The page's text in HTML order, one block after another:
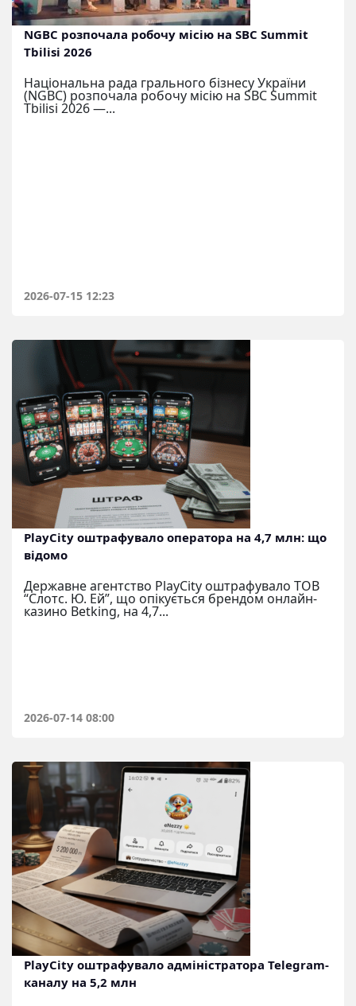
NGBC розпочала робочу місію на SBC Summit
Tbilisi 2026
Національна рада грального бізнесу України
(NGBC) розпочала робочу місію на SBC Summit
Tbilisi 2026 —...
2026-07-15 12:23
PlayCity оштрафувало оператора на 4,7 млн: що
відомо
Державне агентство PlayCity оштрафувало ТОВ
“Слотс. Ю. Ей”, що опікується брендом онлайн-
казино Betking, на 4,7...
2026-07-14 08:00
PlayCity оштрафувало адміністратора Telegram-
каналу на 5,2 млн